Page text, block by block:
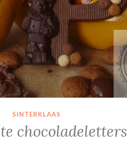
SINTERKLAAS
chocoladeletters